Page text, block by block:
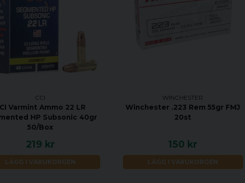
CCI
Varmint Ammo 22 LR
HP Subsonic 40gr
50/Box
219 kr
LÄGG I VARUKORGEN
WINCHESTER
Winchester .223 Rem 55gr FMJ
20st
150 kr
LÄGG I VARUKORGEN